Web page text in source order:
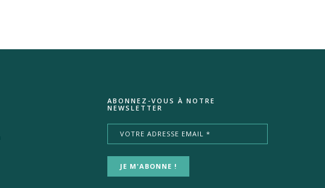
ABONNEZ-VOUS À NOTRE
NEWSLETTER